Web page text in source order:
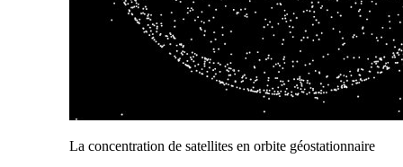
La concentration de satellites en orbite géostationnaire